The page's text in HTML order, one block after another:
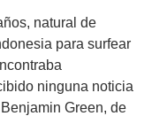
natural de
para surfear
ninguna noticia
Green, de